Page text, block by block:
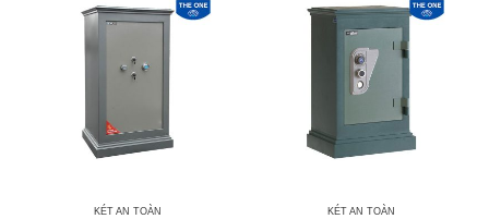
KÉT AN TOÀN KÉT AN TOÀN